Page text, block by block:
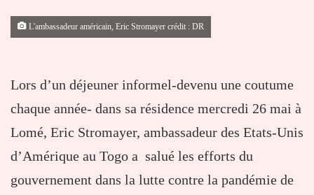
L'ambassadeur américain, Eric Stromayer crédit : DR
Lors d’un déjeuner informel-devenu une coutume
chaque année- dans sa résidence mercredi 26 mai à
Lomé, Eric Stromayer, ambassadeur des Etats-Unis
d’Amérique au Togo a salué les efforts du
gouvernement dans la lutte contre la pandémie de